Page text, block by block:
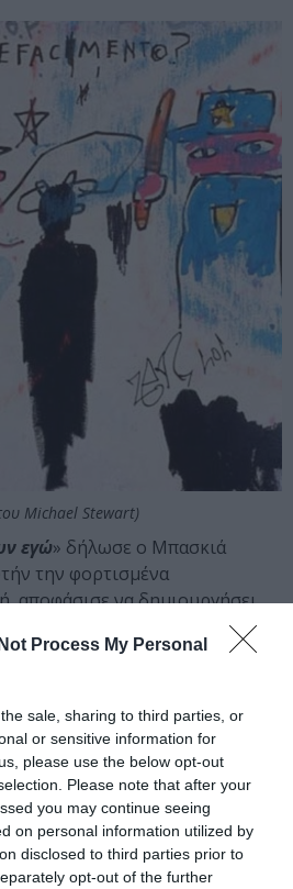
Process My Personal
sale, sharing to third parties, or
or sensitive information for
please use the below opt-out
Please note that after your
you may continue seeing
on personal information utilized by
disclosed to third parties prior to
opt-out of the further
Michael Stewart)
εγώ» δήλωσε ο Μπασκιά
την φορτισμένα
αποφάσισε να δημιουργήσει
(Ο Θάνατος του Michael
γροθιά στο ρατσισμό
ύφος δύο αστυνομικούς
με τα γκλοπ τους μία
περνάει ανάμεσα τους και
ουρανό. Η σιλουέτα συμβολίζει
Stewart.